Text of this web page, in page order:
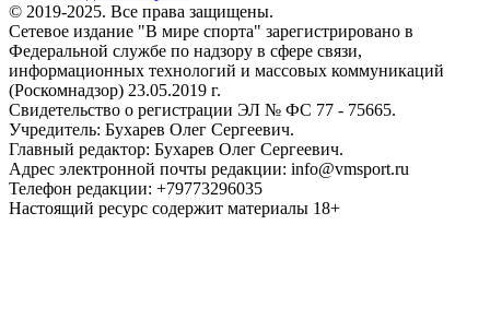
© 2019-2025. Все права защищены.
Сетевое издание "В мире спорта" зарегистрировано в
Федеральной службе по надзору в сфере связи,
информационных технологий и массовых коммуникаций
(Роскомнадзор) 23.05.2019 г.
Свидетельство о регистрации ЭЛ № ФС 77 - 75665.
Учредитель: Бухарев Олег Сергеевич.
Главный редактор: Бухарев Олег Сергеевич.
Адрес электронной почты редакции: info@vmsport.ru
Телефон редакции: +79773296035
Настоящий ресурс содержит материалы 18+